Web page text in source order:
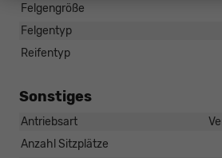
Felgengröße
Felgentyp
Reifentyp
Sonstiges
Antriebsart
Anzahl Sitzplätze